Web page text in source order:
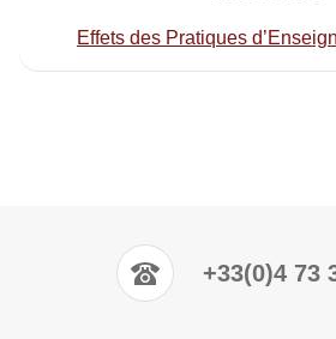
Effets des Pratiques
+33(0)4 73